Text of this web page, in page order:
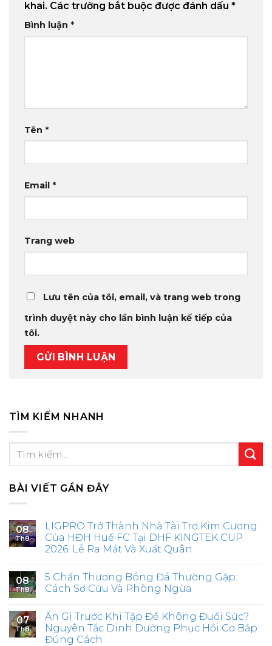
khai. Các trường bắt buộc được đánh dấu *
Bình luận *
Tên *
Email *
Trang web
Lưu tên của tôi, email, và trang web trong
trình duyệt này cho lần bình luận kế tiếp của
tôi.
TÌM KIẾM NHANH
BÀI VIẾT GẦN ĐÂY
08
Th8
LIGPRO Trở Thành Nhà Tài Trợ Kim Cương
Của HĐH Huế FC Tại DHF KINGTEK CUP
2026: Lễ Ra Mắt Và Xuất Quân
08
Th8
5 Chấn Thương Bóng Đá Thường Gặp:
Cách Sơ Cứu Và Phòng Ngừa
07
Th8
Ăn Gì Trước Khi Tập Để Không Đuối Sức?
Nguyên Tắc Dinh Dưỡng Phục Hồi Cơ Bắp
Đúng Cách